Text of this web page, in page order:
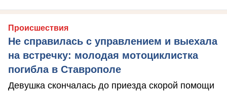
Происшествия
Не справилась с управлением и выехала
на встречку: молодая мотоциклистка
погибла в Ставрополе
Девушка скончалась до приезда скорой помощи